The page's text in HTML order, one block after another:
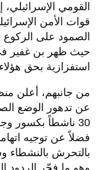
القومي
قوات الأمن
الصمود على الركوع
حيث ظهر بن غفير
استفزازية بحق
​من جانبهم، أعلن
عن تدهور الوضع
30 ناشطاً بكسور
فضلاً عن توجيه
بالتحرش بالنشطاء